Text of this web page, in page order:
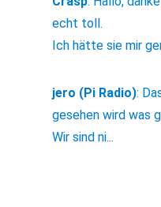
echt toll.
Ich hätte sie mir
jero (Pi Radio):
gesehen wird was
Wir sind ni...